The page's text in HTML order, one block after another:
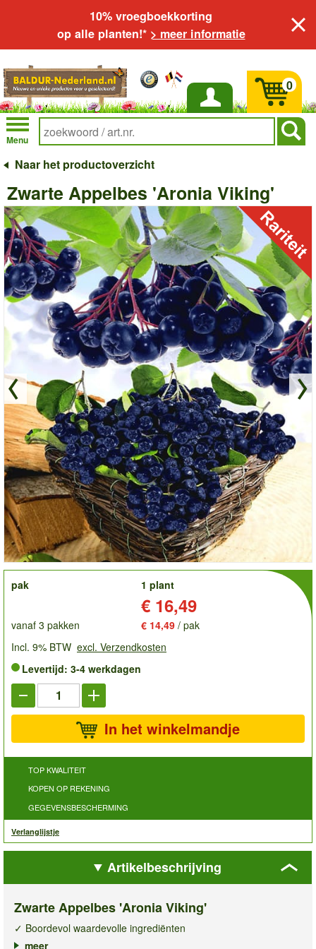
10% vroegboekkorting
op alle planten!* > meer informatie
Inloggen
Menu
0
Naar het productoverzicht
Zwarte Appelbes 'Aronia Viking'
order
pak
1 plant
€ 16,49
vanaf 3 pakken € 14,49 / pak
Incl. 9% BTW excl. Verzendkosten
Levertijd: 3-4 werkdagen
In het winkelmandje
TOP KWALITEIT
KOPEN OP REKENING
GEGEVENSBESCHERMING
Verlanglijstje
Artikelbeschrijving
Zwarte Appelbes 'Aronia Viking'
✓ Boordevol waardevolle ingrediënten
✓ Zoetzure, gezonde vruchten
meer